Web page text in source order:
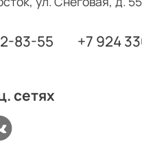
83-55 +7 924
сетях